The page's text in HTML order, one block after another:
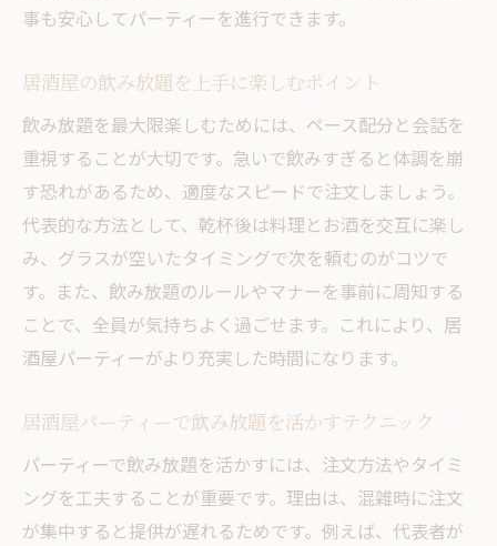
事も安心してパーティーを進行できます。
居酒屋の飲み放題を上手に楽しむポイント
飲み放題を最大限楽しむためには、ペース配分と会話を
重視することが大切です。急いで飲みすぎると体調を崩
す恐れがあるため、適度なスピードで注文しましょう。
代表的な方法として、乾杯後は料理とお酒を交互に楽し
み、グラスが空いたタイミングで次を頼むのがコツで
す。また、飲み放題のルールやマナーを事前に周知する
ことで、全員が気持ちよく過ごせます。これにより、居
酒屋パーティーがより充実した時間になります。
居酒屋パーティーで飲み放題を活かすテクニック
パーティーで飲み放題を活かすには、注文方法やタイミ
ングを工夫することが重要です。理由は、混雑時に注文
が集中すると提供が遅れるためです。例えば、代表者が